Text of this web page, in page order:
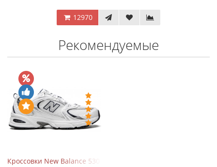
12970
Рекомендуемые
Кроссовки New Balance 530 White Silver Navy